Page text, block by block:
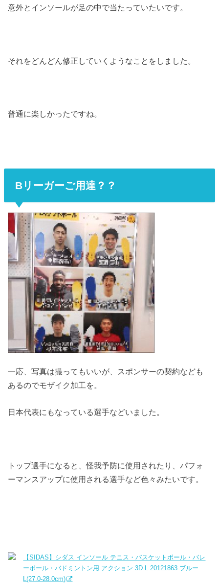
意外とインソールが足の中で当たっていたいです。
それをどんどん修正していくようなことをしました。
普通に楽しかったですね。
Bリーガーご用達？？
一応、写真は撮ってもいいが、スポンサーの契約なども
あるのでモザイク加工を。
日本代表にもなっている選手などいました。
トップ選手になると、怪我予防に使用されたり、パフォ
ーマンスアップに使用される選手など色々みたいです。
【SIDAS】シダス インソール テニス・バスケットボール・バレ
ーボール・バドミントン用 アクション 3D L 20121863 ブルー
L(27.0-28.0cm)